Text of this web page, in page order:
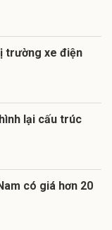
trường xe điện
lại cấu trúc
có giá hơn 20